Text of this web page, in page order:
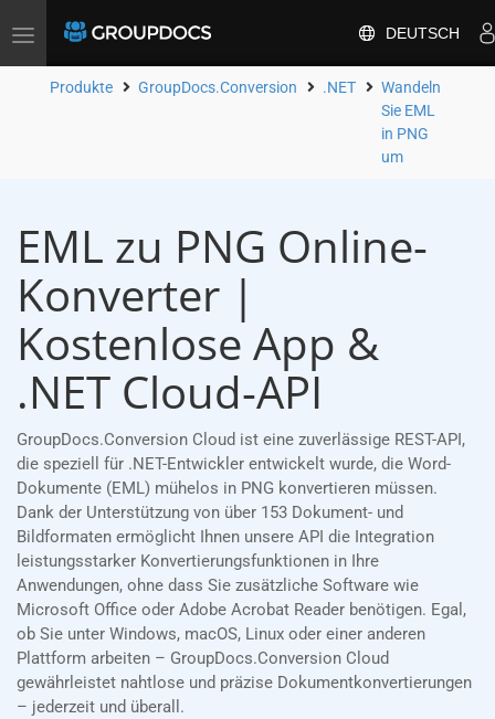
Toggle
DEUTSCH
Produkte GroupDocs.Conversion .NET
Wandeln
Sie EML
in PNG
um
EML zu PNG Online-
Konverter |
Kostenlose App &
.NET Cloud-API
GroupDocs.Conversion Cloud ist eine zuverlässige REST-API,
die speziell für .NET-Entwickler entwickelt wurde, die Word-
Dokumente (EML) mühelos in PNG konvertieren müssen.
Dank der Unterstützung von über 153 Dokument- und
Bildformaten ermöglicht Ihnen unsere API die Integration
leistungsstarker Konvertierungsfunktionen in Ihre
Anwendungen, ohne dass Sie zusätzliche Software wie
Microsoft Office oder Adobe Acrobat Reader benötigen. Egal,
ob Sie unter Windows, macOS, Linux oder einer anderen
Plattform arbeiten – GroupDocs.Conversion Cloud
gewährleistet nahtlose und präzise Dokumentkonvertierungen
– jederzeit und überall.